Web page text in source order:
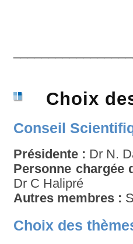
Choix
Conseil
Présidente : Dr N.
Personne chargée
Dr C Halipré
Autres membres :
Choix des